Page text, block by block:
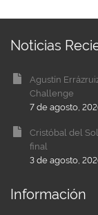
Noticias
Agustín
Challenge
7 de agosto,
Cristóbal del
final
3 de agosto,
Información